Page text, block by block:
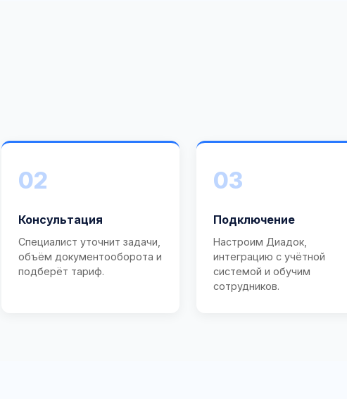
02
Консультация
Специалист уточнит задачи,
объём документооборота и
подберёт тариф.
03
Подключение
Настроим Диадок,
интеграцию с учётной
системой и обучим
сотрудников.